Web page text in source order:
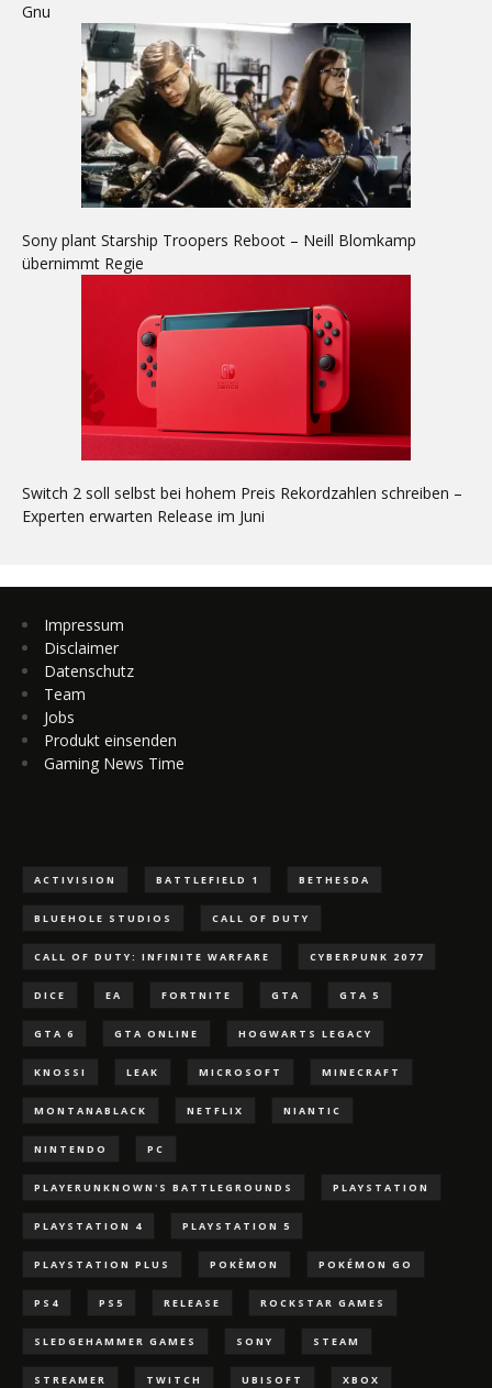
Gnu
Sony plant Starship Troopers Reboot – Neill Blomkamp
übernimmt Regie
Switch 2 soll selbst bei hohem Preis Rekordzahlen schreiben –
Experten erwarten Release im Juni
Impressum
Disclaimer
Datenschutz
Team
Jobs
Produkt einsenden
Gaming News Time
ACTIVISION BATTLEFIELD 1 BETHESDA
BLUEHOLE STUDIOS CALL OF DUTY
CALL OF DUTY: INFINITE WARFARE CYBERPUNK 2077
DICE EA FORTNITE GTA GTA 5
GTA 6 GTA ONLINE HOGWARTS LEGACY
KNOSSI LEAK MICROSOFT MINECRAFT
MONTANABLACK NETFLIX NIANTIC
NINTENDO PC
PLAYERUNKNOWN'S BATTLEGROUNDS PLAYSTATION
PLAYSTATION 4 PLAYSTATION 5
PLAYSTATION PLUS POKÈMON POKÉMON GO
PS4 PS5 RELEASE ROCKSTAR GAMES
SLEDGEHAMMER GAMES SONY STEAM
STREAMER TWITCH UBISOFT XBOX